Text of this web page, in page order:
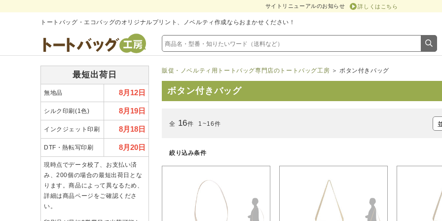
サイトリニューアルのお知らせ 詳しくはこちら
トートバッグ・エコバッグのオリジナルプリント、ノベルティ作成ならおまかせください！
最短出荷日
無地品 8月12日
シルク印刷(1色) 8月19日
インクジェット印刷 8月18日
DTF・熱転写印刷 8月20日
現時点でデータ校了、お支払い済
み、200個の場合の最短出荷日とな
ります。商品によって異なるため、
詳細は商品ページをご確認くださ
い。
販促・ノベルティ用トートバッグ専門店のトートバッグ工房 ＞ ボタン付きバッグ
ボタン付きバッグ
全 16件 1~16件
絞り込み条件